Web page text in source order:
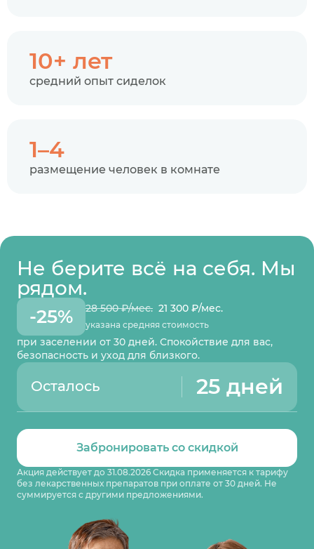
10+ лет
средний опыт сиделок
1–4
размещение человек в комнате
Не берите всё на себя. Мы
рядом.
-25% 28 500 ₽/мес. 21 300 ₽/мес.
указана средняя стоимость
при заселении от 30 дней. Спокойствие для вас,
безопасность и уход для близкого.
Осталось 25 дней
Забронировать со скидкой
Акция действует до 31.08.2026 Скидка применяется к тарифу
без лекарственных препаратов при оплате от 30 дней. Не
суммируется с другими предложениями.